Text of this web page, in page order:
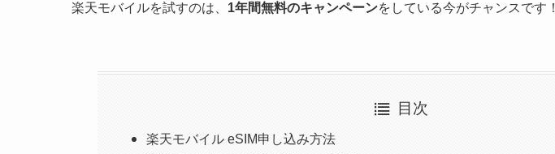
楽天モバイルを試すのは、 1年間無料のキャンペーンをしている今がチャンスです！
目次
楽天モバイル eSIM申し込み方法